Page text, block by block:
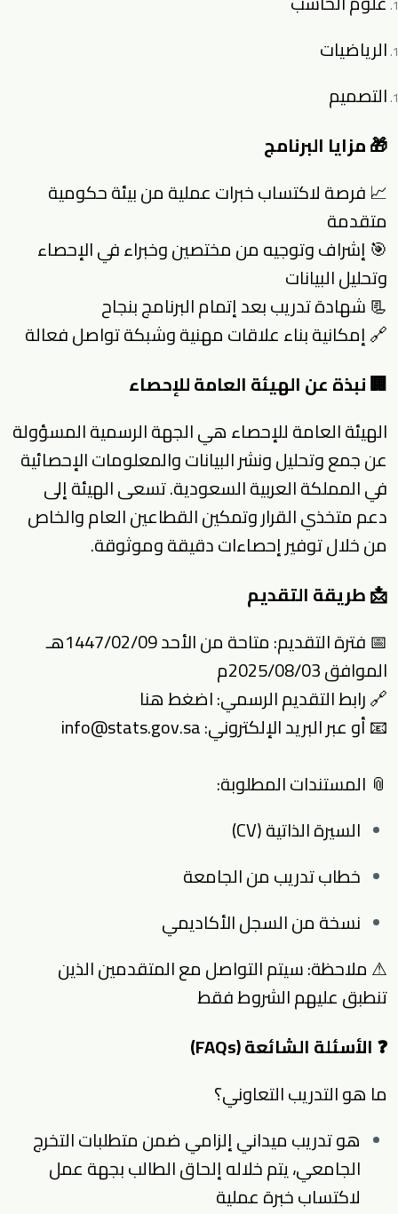
الرياضيات
التصميم
🎁 مزايا البرنامج
📈 فرصة لاكتساب خبرات عملية من بيئة حكومية
متقدمة
🎯 إشراف وتوجيه من مختصين وخبراء في الإحصاء
وتحليل البيانات
📃 شهادة تدريب بعد إتمام البرنامج بنجاح
🔗 إمكانية بناء علاقات مهنية وشبكة تواصل فعالة
🏢 نبذة عن الهيئة العامة للإحصاء
الهيئة العامة للإحصاء هي الجهة الرسمية المسؤولة
عن جمع وتحليل ونشر البيانات والمعلومات الإحصائية
في المملكة العربية السعودية. تسعى الهيئة إلى
دعم متخذي القرار وتمكين القطاعين العام والخاص
من خلال توفير إحصاءات دقيقة وموثوقة.
📩 طريقة التقديم
📅 فترة التقديم: متاحة من الأحد 1447/02/09هـ
الموافق 2025/08/03م
🔗 رابط التقديم الرسمي:اضغط هنا
📧 أو عبر البريد الإلكتروني:info@stats.gov.sa
📎 المستندات المطلوبة:
السيرة الذاتية (CV)
خطاب تدريب من الجامعة
نسخة من السجل الأكاديمي
⚠ ملاحظة: سيتم التواصل مع المتقدمين الذين
تنطبق عليهم الشروط فقط
❓ الأسئلة الشائعة (FAQs)
ما هو التدريب التعاوني؟
هو تدريب ميداني إلزامي ضمن متطلبات التخرج
الجامعي، يتم خلاله إلحاق الطالب بجهة عمل
لاكتساب خبرة عملية